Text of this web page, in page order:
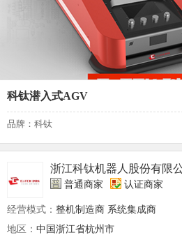
科钛潜入式AGV
品牌：科钛
浙江科钛机器人股份有限
普通商家 认证商家
经营模式： 整机制造商 系统集成商
地区： 中国浙江省杭州市